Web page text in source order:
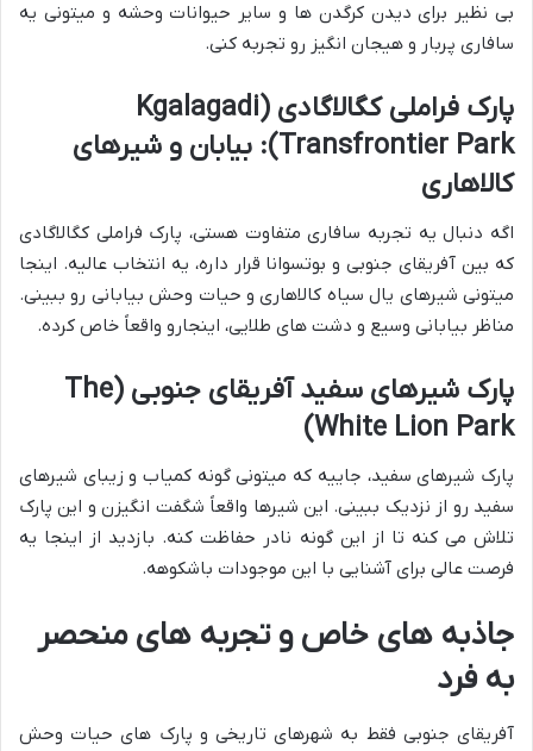
بی نظیر برای دیدن کرگدن ها و سایر حیوانات وحشه و میتونی یه
سافاری پربار و هیجان انگیز رو تجربه کنی.
پارک فراملی کگالاگادی (Kgalagadi
Transfrontier Park): بیابان و شیرهای
کالاهاری
اگه دنبال یه تجربه سافاری متفاوت هستی، پارک فراملی کگالاگادی
که بین آفریقای جنوبی و بوتسوانا قرار داره، یه انتخاب عالیه. اینجا
میتونی شیرهای یال سیاه کالاهاری و حیات وحش بیابانی رو ببینی.
مناظر بیابانی وسیع و دشت های طلایی، اینجارو واقعاً خاص کرده.
پارک شیرهای سفید آفریقای جنوبی (The
White Lion Park)
پارک شیرهای سفید، جاییه که میتونی گونه کمیاب و زیبای شیرهای
سفید رو از نزدیک ببینی. این شیرها واقعاً شگفت انگیزن و این پارک
تلاش می کنه تا از این گونه نادر حفاظت کنه. بازدید از اینجا یه
فرصت عالی برای آشنایی با این موجودات باشکوهه.
جاذبه های خاص و تجربه های منحصر
به فرد
آفریقای جنوبی فقط به شهرهای تاریخی و پارک های حیات وحش